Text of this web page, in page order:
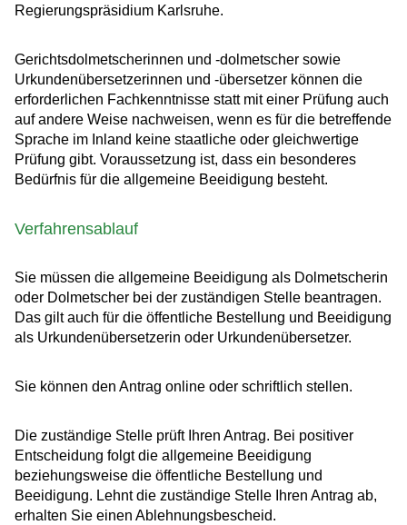
Regierungspräsidium Karlsruhe.
Gerichtsdolmetscherinnen und -dolmetscher sowie
Urkundenübersetzerinnen und -übersetzer können die
erforderlichen Fachkenntnisse statt mit einer Prüfung auch
auf andere Weise nachweisen, wenn es für die betreffende
Sprache im Inland keine staatliche oder gleichwertige
Prüfung gibt. Voraussetzung ist, dass ein besonderes
Bedürfnis für die allgemeine Beeidigung besteht.
Verfahrensablauf
Sie müssen die allgemeine Beeidigung als Dolmetscherin
oder Dolmetscher bei der zuständigen Stelle beantragen.
Das gilt auch für die öffentliche Bestellung und Beeidigung
als Urkundenübersetzerin oder Urkundenübersetzer.
Sie können den Antrag online oder schriftlich stellen.
Die zuständige Stelle prüft Ihren Antrag. Bei positiver
Entscheidung folgt die allgemeine Beeidigung
beziehungsweise die öffentliche Bestellung und
Beeidigung. Lehnt die zuständige Stelle Ihren Antrag ab,
erhalten Sie einen Ablehnungsbescheid.